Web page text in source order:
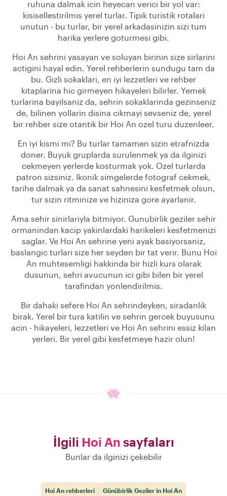
ruhuna dalmak icin heyecan verici bir yol var:
kisisellestirilmis yerel turlar. Tipik turistik rotalari
unutun - bu turlar, bir yerel arkadasinizin sizi tum
harika yerlere goturmesi gibi.
Hoi An sehrini yasayan ve soluyan birinin size sirlarini
actigini hayal edin. Yerel rehberlerin sundugu tam da
bu. Gizli sokaklari, en iyi lezzetleri ve rehber
kitaplarina hic girmeyen hikayeleri bilirler. Yemek
turlarina bayilsaniz da, sehrin sokaklarinda gezinseniz
de, bilinen yollarin disina cikmayi sevseniz de, yerel
bir rehber size otantik bir Hoi An ozel turu duzenleer.
En iyi kismi mi? Bu turlar tamamen sizin etrafnizda
doner. Buyuk gruplarda surulenmek ya da ilginizi
cekmeyen yerlerde kosturmak yok. Ozel turlarda
patron sizsiniz. Ikonik simgelerde fotograf cekmek,
tarihe dalmak ya da sanat sahnesini kesfetmek olsun,
tur sizin ritminize ve hiziniza gore ayarlanir.
Ama sehir sinirlariyla bitmiyor. Gunubirlik geziler sehir
ormanindan kacip yakinlardaki harikeleri kesfetmenizi
saglar. Ve Hoi An sehrine yeni ayak basiyorsaniz,
baslangic turlari size her seyden bir tat verir. Bunu Hoi
An muhtesemligi hakkinda bir hizli kurs olarak
dusunun, sehri avucunun ici gibi bilen bir yerel
tarafindan yonlendirilmis.
Bir dahaki sefere Hoi An sehrindeyken, siradanlik
birak. Yerel bir tura katilin ve sehrin gercek buyusunu
acin - hikayeleri, lezzetleri ve Hoi An sehrini essiz kilan
yerleri. Bir yerel gibi kesfetmeye hazir olun!
İlgili Hoi An sayfaları
Bunlar da ilginizi çekebilir
Hoi An rehberleri Günübirlik Geziler in Hoi An